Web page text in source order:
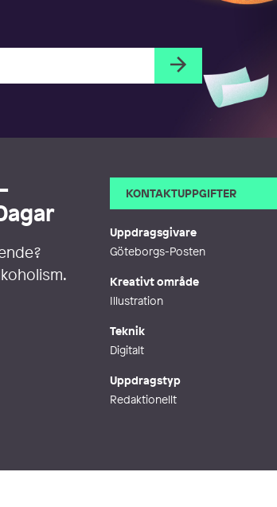
KONTAKTUPPGIFTER
Webb https://feliciafortes.com
Uppdragsgivare
Göteborgs-Posten
Kreativt område
Illustration
Teknik
Digitalt
Uppdragstyp
Redaktionellt